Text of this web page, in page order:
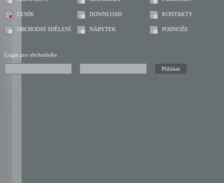
CENÍK DOWNLOAD KONTAKTY
OBCHODNÍ SDĚLENÍ NÁBYTEK PODNOŽE
Login pro obchodníky